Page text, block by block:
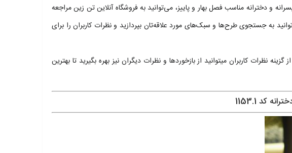
و دخترانه مناسب فصل بهار و پاییز، می‌توانید به فروشگاه‌ آنلاین تن زین مراجعه
به جستجوی طرح‌ها و سبک‌های مورد علاقه‌تان بپردازید و نظرات کاربران را برای
نظرات کاربران میتوانید از بازخوردها و نظرات دیگران نیز بهره بگیرید تا بهترین
کد 1153.1